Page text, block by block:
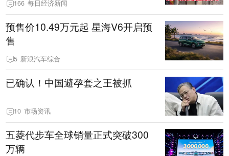
166 每日经济新闻
预售价10.49万元起 星海V6开启预
售
5 新浪汽车综合
已确认！中国避孕套之王被抓
10 市场资讯
五菱代步车全球销量正式突破300
万辆